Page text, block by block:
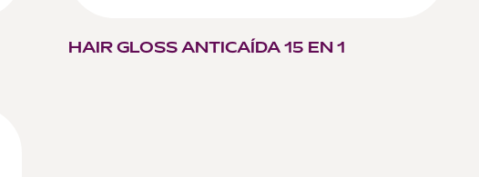
HAIR GLOSS ANTICAÍDA 15 EN 1